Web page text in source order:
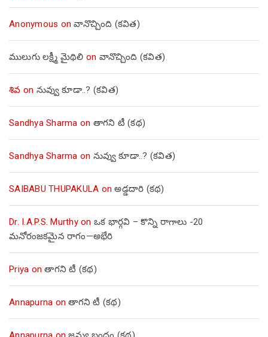
Anonymous onవానొచ్చింది (కవిత)
ములుగు లక్ష్మీ మైథిలి on వానొచ్చింది (కవిత)
శివ on నువ్వు కూడా..? (కవిత)
Sandhya Sharma on తాగని టీ (కథ)
Sandhya Sharma on నువ్వు కూడా..? (కవిత)
SAIBABU THUPAKULA onఅడ్డదారి (కథ)
Dr. I.A.P.S. Murthyon ఒక భార్గవి – కొన్ని రాగాలు -20
మనోరంజకమైన రాగం—అభేరి
Priya onతాగని టీ (కథ)
Annapurna onతాగని టీ (కథ)